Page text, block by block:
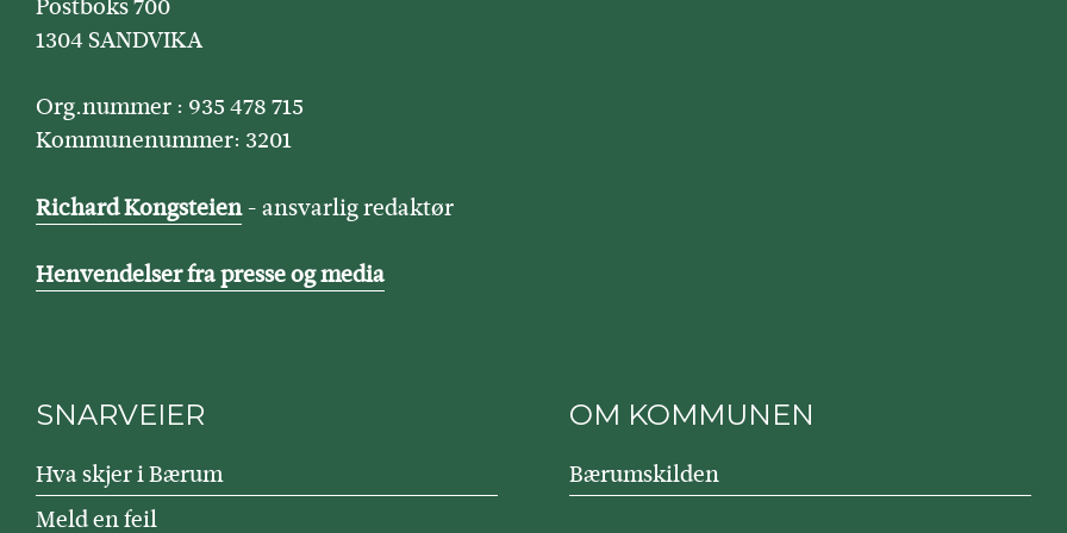
Postboks 700
1304 SANDVIKA
Org.nummer : 935 478 715
Kommunenummer: 3201
Richard Kongsteien- ansvarlig redaktør
Henvendelser fra presse og media
SNARVEIER
Hva skjer i Bærum
Meld en feil
OM KOMMUNEN
Bærumskilden